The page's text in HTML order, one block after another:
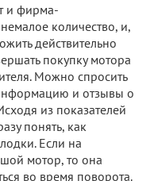
и фирма-
количество, и,
действительно
покупку мотора
Можно спросить
и отзывы о
из показателей
понять, как
Если на
мотор, то она
во время поворота.